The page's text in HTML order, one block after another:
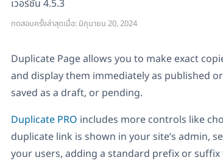
เวอร์ชัน 4.5.3
ทดสอบครั้งล่าสุดเมื่อ: มิถุนายน 20, 2024
Duplicate Page allows you to make exact
and display them immediately as published
saved as a draft, or pending.
Duplicate PRO includes more controls like
duplicate link is shown in your site’s admin,
your users, adding a standard prefix or suffix